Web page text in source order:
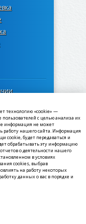
области
района
права
технологию «cookie» —
с целью анализа их
информация не может
работу нашего сайта. Информация
cookie, будет передаваться и
обрабатывать эту информацию
о деятельности нашего
в условиях
cookies, выбрав
на работу некоторых
данных о вас в порядке и